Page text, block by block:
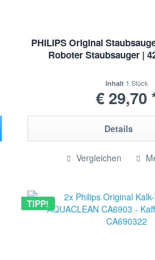
PHILIPS Original
Roboter Staubsauger |
Inhalt 1 Stück
€ 29,70
Details
Vergleichen
TIPP!